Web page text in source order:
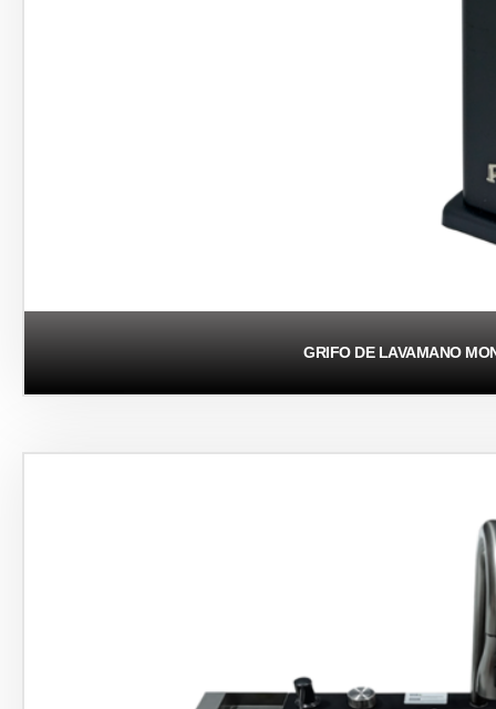
GRIFO DE LAVAMANO